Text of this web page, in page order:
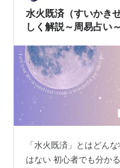
水火既済（すいかき
しく解説～周易占い～
「水火既済」とはどん
はない 初心者でも分か